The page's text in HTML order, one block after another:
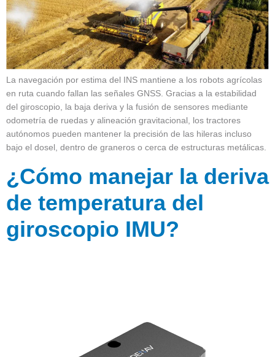
La navegación por estima del INS mantiene a los robots agrícolas
en ruta cuando fallan las señales GNSS. Gracias a la estabilidad
del giroscopio, la baja deriva y la fusión de sensores mediante
odometría de ruedas y alineación gravitacional, los tractores
autónomos pueden mantener la precisión de las hileras incluso
bajo el dosel, dentro de graneros o cerca de estructuras metálicas.
¿Cómo manejar la deriva
de temperatura del
giroscopio IMU?